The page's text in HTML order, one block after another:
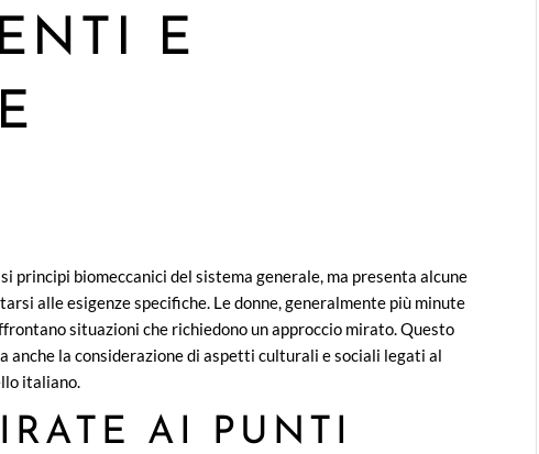
E
principi biomeccanici del sistema generale, ma presenta alcune
alle esigenze specifiche. Le donne, generalmente più minute
situazioni che richiedono un approccio mirato. Questo
anche la considerazione di aspetti culturali e sociali legati al
italiano.
AI PUNTI